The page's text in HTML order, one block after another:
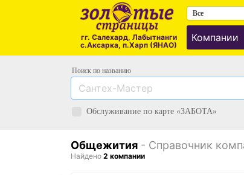
гг. Салехард, Лабытнанги
с.Аксарка, п.Харп (ЯНАО)
Компании
Поиск по названию
Обслуживание по карте «ЗАБОТА»
Общежития - Справочник
Найдено 2 компании